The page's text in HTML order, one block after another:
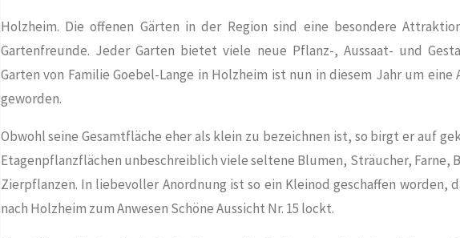
Holzheim. Die offenen Gärten in der Region sind eine besondere
Gartenfreunde. Jeder Garten bietet viele neue Pflanz-, Aussaat- und
Garten von Familie Goebel-Lange in Holzheim ist nun in diesem Jahr um
geworden.
Obwohl seine Gesamtfläche eher als klein zu bezeichnen ist, so birgt er auf
Etagenpflanzflächen unbeschreiblich viele seltene Blumen, Sträucher, Farne,
Zierpflanzen. In liebevoller Anordnung ist so ein Kleinod geschaffen worden,
nach Holzheim zum Anwesen Schöne Aussicht Nr. 15 lockt.